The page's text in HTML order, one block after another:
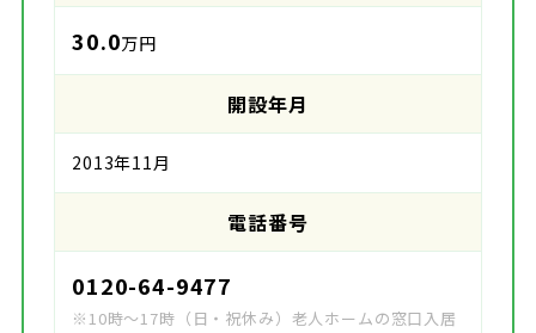
30.0万円
開設年月
2013年11月
電話番号
0120-64-9477
※10時～17時（日・祝休み）老人ホームの窓口入居